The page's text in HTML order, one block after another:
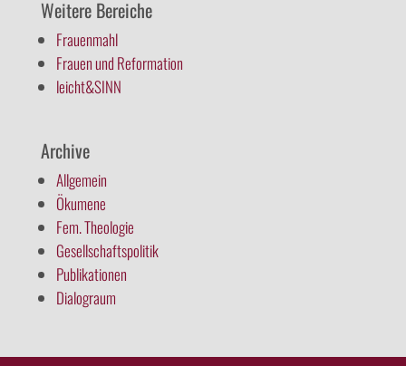
Weitere Bereiche
Frauenmahl
Frauen und Reformation
leicht&SINN
Archive
Allgemein
Ökumene
Fem. Theologie
Gesellschaftspolitik
Publikationen
Dialograum